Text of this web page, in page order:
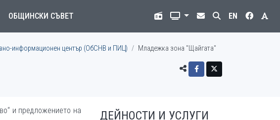
ОБЩИНСКИ СЪВЕТ EN
информационен център (ОбСНВ и ПИЦ) Младежка зона "Щайгата"
и предложението на
ДЕЙНОСТИ И УСЛУГИ